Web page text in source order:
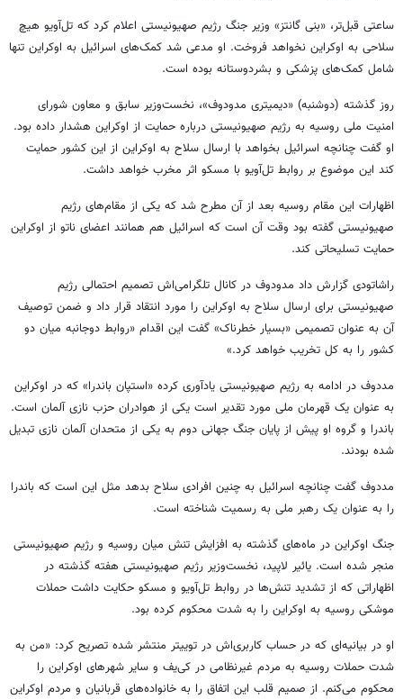
ساعتی قبل‌تر، «بنی گانتز» وزیر جنگ رژیم صهیونیستی اعلام کرد که تل‌آویو هیچ
سلاحی به اوکراین نخواهد فروخت. او مدعی شد کمک‌های اسرائیل به اوکراین تنها
شامل کمک‌های پزشکی و بشردوستانه بوده است.
روز گذشته (دوشنبه) «دیمیتری مدودوف»، نخست‌وزیر سابق و معاون شورای
امنیت ملی روسیه به رژیم صهیونیستی درباره حمایت از اوکراین هشدار داده بود.
او گفت چنانچه اسرائیل بخواهد با ارسال سلاح به اوکراین از این کشور حمایت
کند این موضوع بر روابط تل‌آویو با مسکو اثر مخرب خواهد داشت.
اظهارات این مقام روسیه بعد از آن مطرح شد که یکی از مقام‌های رژیم
صهیونیستی گفته بود وقت آن است که اسرائیل هم همانند اعضای ناتو از اوکراین
حمایت تسلیحاتی کند.
راشاتودی گزارش داد مدودوف در کانال تلگرامی‌اش تصمیم احتمالی رژیم
صهیونیستی برای ارسال سلاح به اوکراین را مورد انتقاد قرار داد و ضمن توصیف
آن به عنوان تصمیمی «بسیار خطرناک» گفت این اقدام «روابط دوجانبه میان دو
کشور را به کل تخریب خواهد کرد.»
مددوف در ادامه به رژیم صهیونیستی یادآوری کرده «استپان باندرا» که در اوکراین
به عنوان یک قهرمان ملی مورد تقدیر است یکی از هوادران حزب نازی آلمان است.
باندرا و گروه او پیش از پایان جنگ جهانی دوم به یکی از متحدان آلمان نازی تبدیل
شده بودند.
مددوف گفت چنانچه اسرائیل به چنین افرادی سلاح بدهد مثل این است که باندرا
را به عنوان یک رهبر ملی به رسمیت شناخته است.
جنگ اوکراین در ماه‌های گذشته به افزایش تنش میان روسیه و رژیم صهیونیستی
منجر شده است. یائیر لاپید، نخست‌وزیر رژیم صهیونیستی هفته گذشته در
اظهاراتی که از تشدید تنش‌ها در روابط تل‌آویو و مسکو حکایت داشت حملات
موشکی روسیه به اوکراین را به شدت محکوم کرده بود.
او در بیانیه‌ای که در حساب کاربری‌اش در توییتر منتشر شده تصریح کرد: «من به
شدت حملات روسیه به مردم غیرنظامی در کی‌یف و سایر شهرهای اوکراین را
محکوم می‌کنم. از صمیم قلب این اتفاق را به خانواده‌های قربانیان و مردم اوکراین